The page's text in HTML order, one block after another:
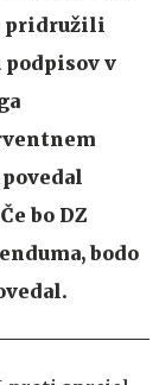
pridružili
v
bo DZ
bodo